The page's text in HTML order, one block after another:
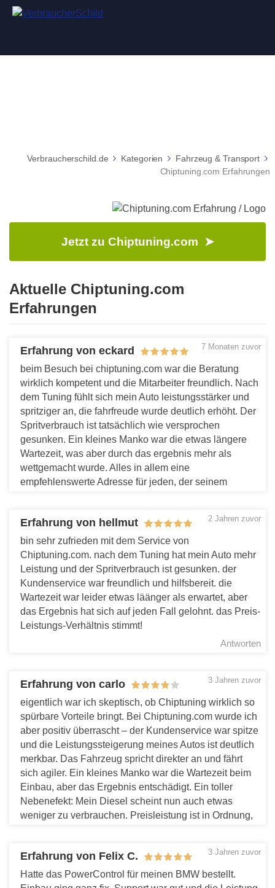
Verbraucherschild.de Kategorien
Fahrzeug & Transport
Chiptuning.com Erfahrungen
Jetzt zu Chiptuning.com ➤
Aktuelle Chiptuning.com
Erfahrungen
Erfahrung von eckard 7 Monaten zuvor
beim Besuch bei chiptuning.com war die Beratung
wirklich kompetent und die Mitarbeiter freundlich. Nach
dem Tuning fühlt sich mein Auto leistungsstärker und
spritziger an, die fahrfreude wurde deutlich erhöht. Der
Spritverbrauch ist tatsächlich wie versprochen
gesunken. Ein kleines Manko war die etwas längere
Wartezeit, was aber durch das ergebnis mehr als
wettgemacht wurde. Alles in allem eine
empfehlenswerte Adresse für jeden, der seinem
Antworten
Erfahrung von hellmut 2 Jahren zuvor
bin sehr zufrieden mit dem Service von
Chiptuning.com. nach dem Tuning hat mein Auto mehr
Leistung und der Spritverbrauch ist gesunken. der
Kundenservice war freundlich und hilfsbereit. die
Wartezeit war leider etwas läänger als erwartet, aber
das Ergebnis hat sich auf jeden Fall gelohnt. das Preis-
Leistungs-Verhältnis stimmt!
Antworten
Erfahrung von carlo 3 Jahren zuvor
eigentlich war ich skeptisch, ob Chiptuning wirklich so
spürbare Vorteile bringt. Bei Chiptuning.com wurde ich
aber positiv überrascht – der Kundenservice war spitze
und die Leistungssteigerung meines Autos ist deutlich
merkbar. Das Fahrzeug spricht direkter an und fährt
sich agiler. Ein kleines Manko war die Wartezeit beim
Einbau, aber das Ergebnis entschädigt. Ein toller
Nebenefekt: Mein Diesel scheint nun auch etwas
weniger zu verbrauchen. Preisleistung ist in Ordnung,
Antworten
Erfahrung von Felix C. 3 Jahren zuvor
Hatte das PowerControl für meinen BMW bestellt.